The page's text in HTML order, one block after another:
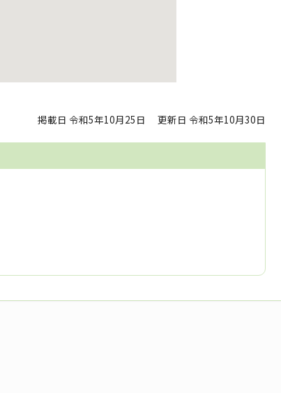
掲載日 令和5年10月25日 更新日 令和5年10月30日